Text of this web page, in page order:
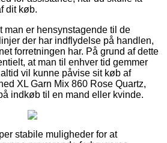
dit køb.
man er hensynstagende til de
der har indflydelse på handlen,
forretningen har. På grund af dette
at man til enhver tid gemmer
vil kunne påvise sit køb af
XL Garn Mix 860 Rose Quartz,
indkøb til en mand eller kvinde.
stabile muligheder for at